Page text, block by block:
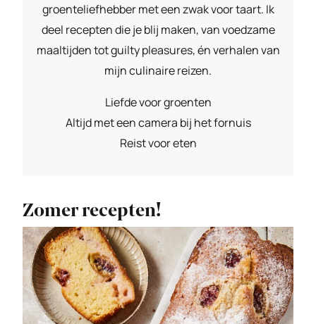
groenteliefhebber met een zwak voor taart. Ik
deel recepten die je blij maken, van voedzame
maaltijden tot guilty pleasures, én verhalen van
mijn culinaire reizen.
Liefde voor groenten
Altijd met een camera bij het fornuis
Reist voor eten
Zomer recepten!